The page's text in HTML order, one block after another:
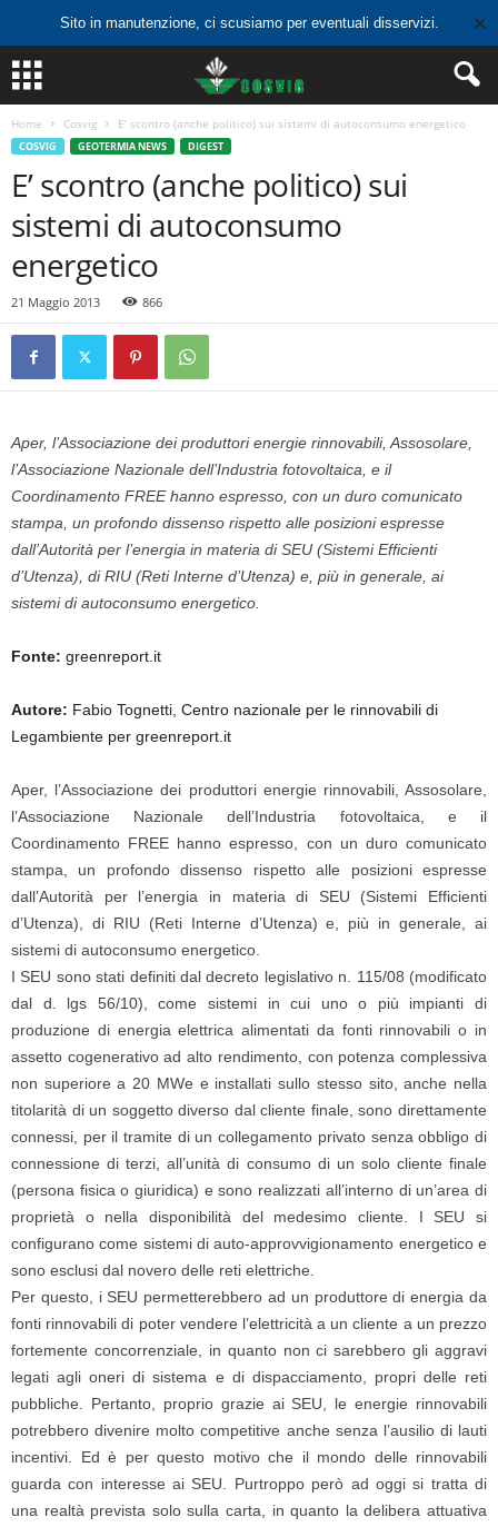
Sito in manutenzione, ci scusiamo per eventuali disservizi. ✕
Home Cosvig E’ scontro (anche politico) sui sistemi di autoconsumo energetico
COSVIG GEOTERMIA NEWS DIGEST
E’ scontro (anche politico) sui
sistemi di autoconsumo
energetico
21 Maggio 2013 866
Aper, l’Associazione dei produttori energie rinnovabili, Assosolare,
l’Associazione Nazionale dell’Industria fotovoltaica, e il
Coordinamento FREE hanno espresso, con un duro comunicato
stampa, un profondo dissenso rispetto alle posizioni espresse
dall’Autorità per l’energia in materia di SEU (Sistemi Efficienti
d’Utenza), di RIU (Reti Interne d’Utenza) e, più in generale, ai
sistemi di autoconsumo energetico.
Fonte: greenreport.it
Autore: Fabio Tognetti, Centro nazionale per le rinnovabili di
Legambiente per greenreport.it
Aper, l’Associazione dei produttori energie rinnovabili, Assosolare,
l’Associazione Nazionale dell’Industria fotovoltaica, e il
Coordinamento FREE hanno espresso, con un duro comunicato
stampa, un profondo dissenso rispetto alle posizioni espresse
dall’Autorità per l’energia in materia di SEU (Sistemi Efficienti
d’Utenza), di RIU (Reti Interne d’Utenza) e, più in generale, ai
sistemi di autoconsumo energetico.
I SEU sono stati definiti dal decreto legislativo n. 115/08 (modificato
dal d. lgs 56/10), come sistemi in cui uno o più impianti di
produzione di energia elettrica alimentati da fonti rinnovabili o in
assetto cogenerativo ad alto rendimento, con potenza complessiva
non superiore a 20 MWe e installati sullo stesso sito, anche nella
titolarità di un soggetto diverso dal cliente finale, sono direttamente
connessi, per il tramite di un collegamento privato senza obbligo di
connessione di terzi, all’unità di consumo di un solo cliente finale
(persona fisica o giuridica) e sono realizzati all’interno di un’area di
proprietà o nella disponibilità del medesimo cliente. I SEU si
configurano come sistemi di auto-approvvigionamento energetico e
sono esclusi dal novero delle reti elettriche.
Per questo, i SEU permetterebbero ad un produttore di energia da
fonti rinnovabili di poter vendere l’elettricità a un cliente a un prezzo
fortemente concorrenziale, in quanto non ci sarebbero gli aggravi
legati agli oneri di sistema e di dispacciamento, propri delle reti
pubbliche. Pertanto, proprio grazie ai SEU, le energie rinnovabili
potrebbero divenire molto competitive anche senza l’ausilio di lauti
incentivi. Ed è per questo motivo che il mondo delle rinnovabili
guarda con interesse ai SEU. Purtroppo però ad oggi si tratta di
una realtà prevista solo sulla carta, in quanto la delibera attuativa